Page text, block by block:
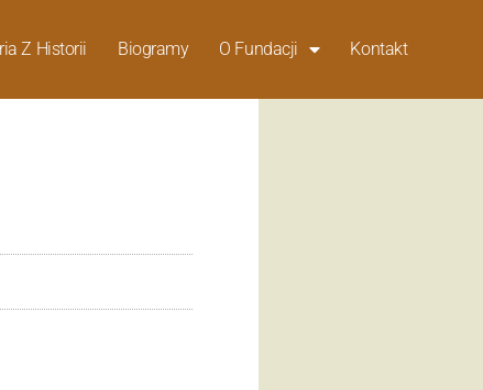
Z Historii Biogramy O Fundacji Kontakt